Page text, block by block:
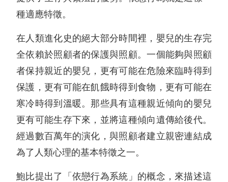
種適應特徵。
在人類進化史的絕大部分時間裡，嬰兒的生存完
全依賴於照顧者的保護與照顧。一個能夠與照顧
者保持親近的嬰兒，更有可能在危險來臨時得到
保護，更有可能在飢餓時得到食物，更有可能在
寒冷時得到溫暖。那些具有這種親近傾向的嬰兒
更有可能生存下來，並將這種傾向遺傳給後代。
經過數百萬年的演化，與照顧者建立親密連結成
為了人類心理的基本特徵之一。
鮑比提出了「依戀行為系統」的概念，來描述這